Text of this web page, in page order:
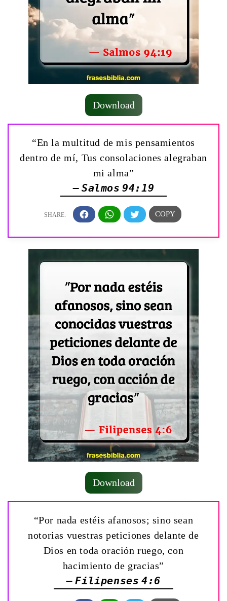
Download
“En la multitud de mis pensamientos
dentro de mí, Tus consolaciones alegraban
mi alma”
— Salmos 94:19
Download
“Por nada estéis afanosos; sino sean
notorias vuestras peticiones delante de
Dios en toda oración ruego, con
hacimiento de gracias”
— Filipenses 4:6